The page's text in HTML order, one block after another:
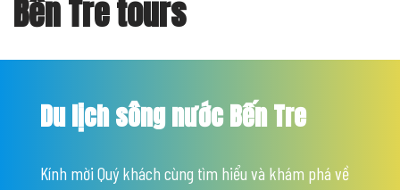
Bến Tre tours
Du lịch sông nước Bến Tre
Kính mời Quý khách cùng tìm hiểu và khám phá về